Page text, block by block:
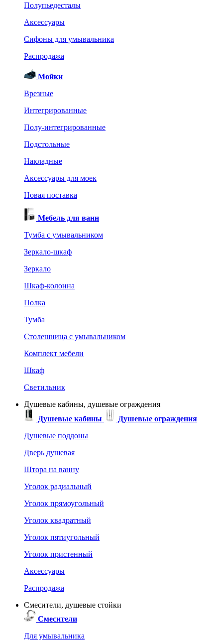
Полупьедесталы
Аксессуары
Сифоны для умывальника
Распродажа
Мойки
Врезные
Интегрированные
Полу-интегрированные
Подстольные
Накладные
Аксессуары для моек
Новая поставка
Мебель для ванн
Тумба с умывальником
Зеркало-шкаф
Зеркало
Шкаф-колонна
Полка
Тумба
Столешница с умывальником
Комплект мебели
Шкаф
Светильник
Душевые кабины, душевые ограждения
Душевые кабины
Душевые ограждения
Душевые поддоны
Дверь душевая
Штора на ванну
Уголок радиальный
Уголок прямоугольный
Уголок квадратный
Уголок пятиугольный
Уголок пристенный
Аксессуары
Распродажа
Смесители, душевые стойки
Смесители
Для умывальника